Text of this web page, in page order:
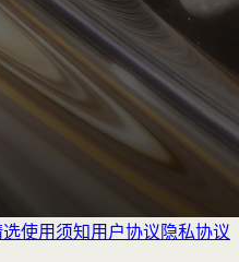
选使用须知用户协议 隐私协议